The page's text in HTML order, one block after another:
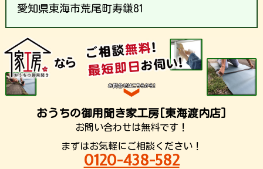
愛知県東海市荒尾町寿鎌81
おうちの御用聞き家工房[東海渡内店]
お問い合わせは無料です！
まずはお気軽にご相談ください！
0120-438-582